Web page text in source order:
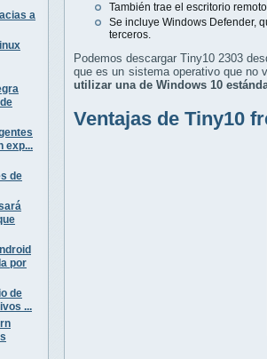
a
exp...
de
por
de
...
También trae el escritorio
Se incluye Windows Defender,
terceros.
Podemos descargar Tiny10 2303
que es un sistema operativo que no
utilizar una de Windows 10
Ventajas de Tiny10